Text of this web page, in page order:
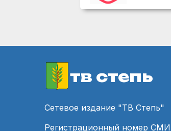
тв степь
Сетевое издание "ТВ Степь"
Регистрационный номер